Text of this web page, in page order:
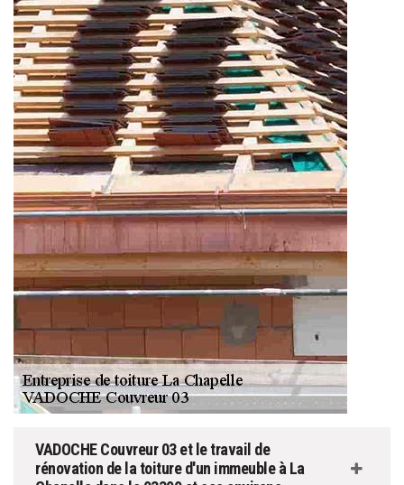
VADOCHE Couvreur 03 et le travail de
rénovation de la toiture d'un immeuble à La